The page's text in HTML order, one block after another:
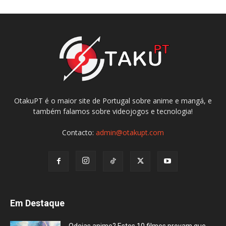
OtakuPT é o maior site de Portugal sobre anime e mangá, e
também falamos sobre videojogos e tecnologia!
Contacto: admin@otakupt.com
Em Destaque